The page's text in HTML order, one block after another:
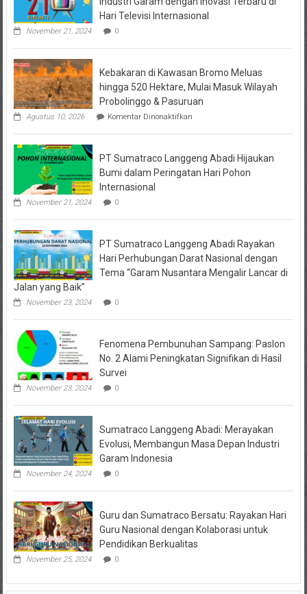
Hari Televisi Internasional
November 21, 2024 0
Kebakaran di Kawasan Bromo Meluas
hingga 520 Hektare, Mulai Masuk Wilayah
Probolinggo & Pasuruan
Agustus 10, 2026 Komentar Dinonaktifkanpada
di
Bromo
Meluas
hingga
Masuk
Probolinggo
&
Pasuruan
PT Sumatraco Langgeng Abadi Hijaukan
Bumi dalam Peringatan Hari Pohon
Internasional
November 21, 2024 0
PT Sumatraco Langgeng Abadi Rayakan
Hari Perhubungan Darat Nasional dengan
Tema “Garam Nusantara Mengalir Lancar di
Jalan yang Baik”
November 23, 2024 0
Fenomena Pembunuhan Sampang: Paslon
No. 2 Alami Peningkatan Signifikan di Hasil
Survei
November 23, 2024 0
Sumatraco Langgeng Abadi: Merayakan
Evolusi, Membangun Masa Depan Industri
Garam Indonesia
November 24, 2024 0
Guru dan Sumatraco Bersatu: Rayakan Hari
Guru Nasional dengan Kolaborasi untuk
Pendidikan Berkualitas
November 25, 2024 0